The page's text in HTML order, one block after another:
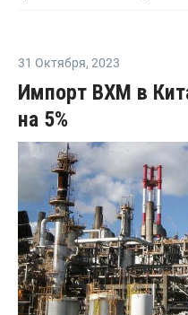
31 Октября, 2023
Импорт ВХМ в
на 5%